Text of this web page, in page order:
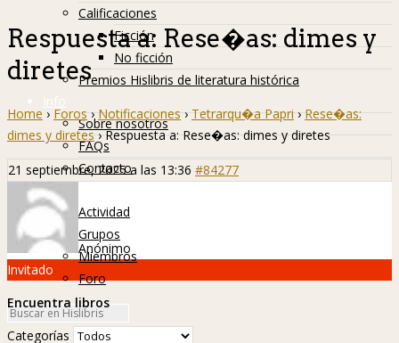
Calificaciones
Ficción
No ficción
Premios Hislibris de literatura histórica
Info
Sobre nosotros
FAQs
Contacto
Hislibreños
Actividad
Grupos
Miembros
Foro
Respuesta a: Rese�as: dimes y
diretes
Home › Foros › Notificaciones › Tetrarqu�a Papri › Rese�as:
dimes y diretes › Respuesta a: Rese�as: dimes y diretes
21 septiembre, 2025 a las 13:36 #84277
Anónimo
Invitado
Encuentra libros
Categorías